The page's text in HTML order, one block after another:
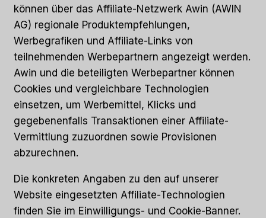
können über das Affiliate-Netzwerk Awin (AWIN
AG) regionale Produktempfehlungen,
Werbegrafiken und Affiliate-Links von
teilnehmenden Werbepartnern angezeigt werden.
Awin und die beteiligten Werbepartner können
Cookies und vergleichbare Technologien
einsetzen, um Werbemittel, Klicks und
gegebenenfalls Transaktionen einer Affiliate-
Vermittlung zuzuordnen sowie Provisionen
abzurechnen.
Die konkreten Angaben zu den auf unserer
Website eingesetzten Affiliate-Technologien
finden Sie im Einwilligungs- und Cookie-Banner.